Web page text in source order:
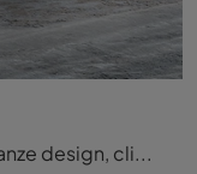
Se desideri una poltroncina per stanze design, clicca e leggi di più sul modello Peggy Turn in tessuto dell'azienda Cattelan Italia.